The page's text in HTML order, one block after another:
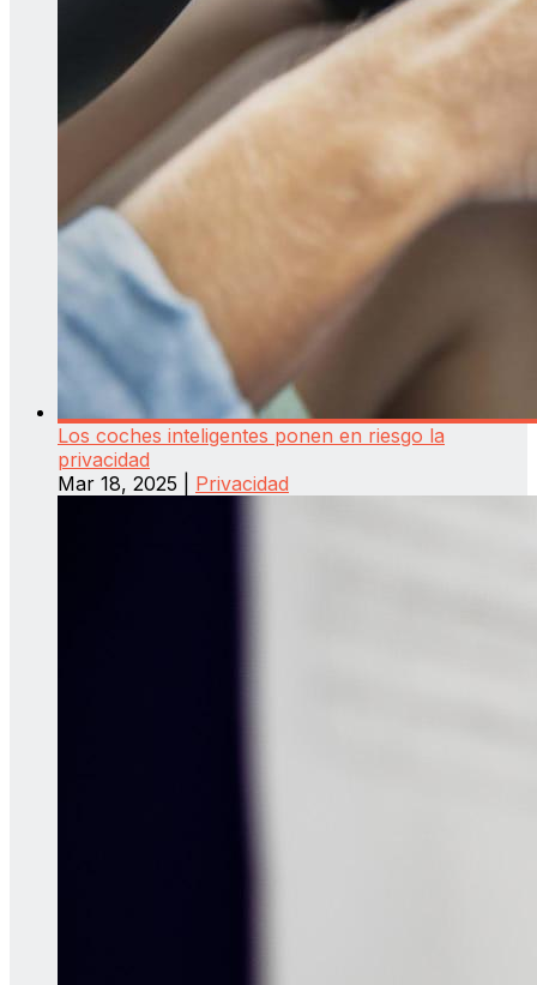
Los coches inteligentes ponen en riesgo la
privacidad
Mar 18, 2025
Privacidad